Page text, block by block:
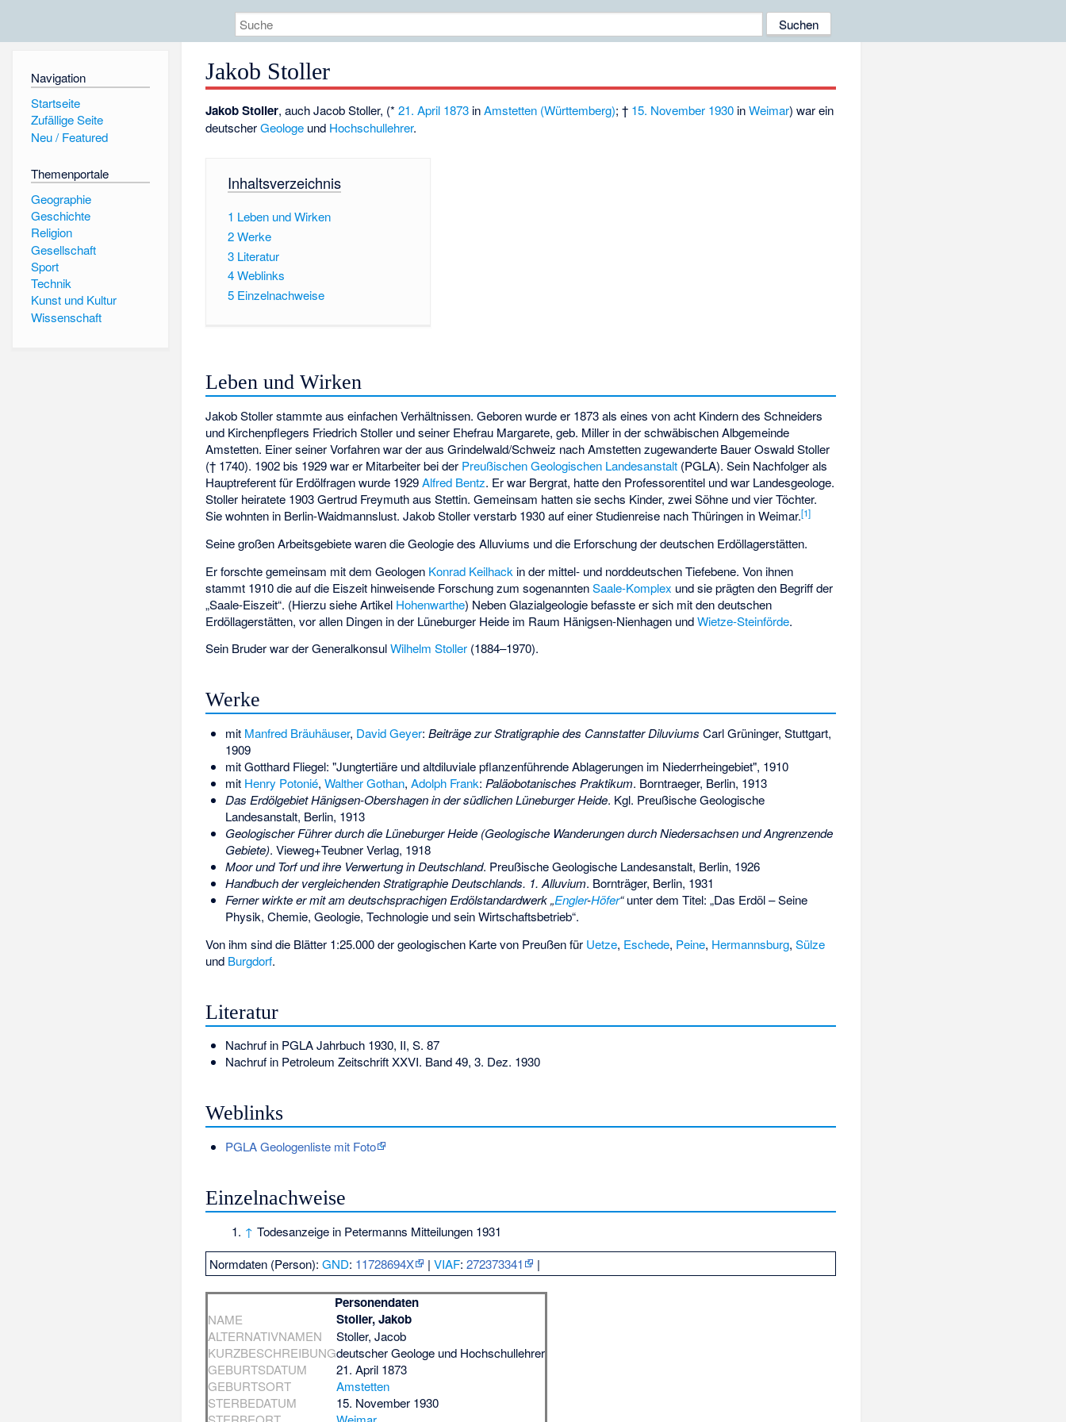
Navigation
Startseite
Zufällige Seite
Neu / Featured
Themenportale
Geographie
Geschichte
Religion
Gesellschaft
Sport
Technik
Kunst und Kultur
Wissenschaft
Jakob Stoller
Jakob Stoller, auch Jacob Stoller, (*21. April 1873 inAmstetten (Württemberg); † 15. November 1930 inWeimar) war ein
deutscherGeologe und Hochschullehrer.
Inhaltsverzeichnis
1 Leben und Wirken
2Werke
3 Literatur
4Weblinks
5 Einzelnachweise
Leben und Wirken
Jakob Stoller stammte aus einfachen Verhältnissen. Geboren wurde er 1873 als eines von acht Kindern des Schneiders
und Kirchenpflegers Friedrich Stoller und seiner Ehefrau Margarete, geb. Miller in der schwäbischen Albgemeinde
Amstetten. Einer seiner Vorfahren war der aus Grindelwald/Schweiz nach Amstetten zugewanderte Bauer Oswald Stoller
(† 1740). 1902 bis 1929 war er Mitarbeiter bei der Preußischen Geologischen Landesanstalt (PGLA). Sein Nachfolger als
Hauptreferent für Erdölfragen wurde 1929Alfred Bentz. Er war Bergrat, hatte den Professorentitel und war Landesgeologe.
Stoller heiratete 1903 Gertrud Freymuth aus Stettin. Gemeinsam hatten sie sechs Kinder, zwei Söhne und vier Töchter.
Sie wohnten in Berlin-Waidmannslust. Jakob Stoller verstarb 1930 auf einer Studienreise nach Thüringen in Weimar.[1]
Seine großen Arbeitsgebiete waren die Geologie des Alluviums und die Erforschung der deutschen Erdöllagerstätten.
Er forschte gemeinsam mit dem Geologen Konrad Keilhack in der mittel- und norddeutschen Tiefebene. Von ihnen
stammt 1910 die auf die Eiszeit hinweisende Forschung zum sogenanntenSaale-Komplex und sie prägten den Begriff der
„Saale-Eiszeit“. (Hierzu siehe Artikel Hohenwarthe) Neben Glazialgeologie befasste er sich mit den deutschen
Erdöllagerstätten, vor allen Dingen in der Lüneburger Heide im Raum Hänigsen-Nienhagen undWietze-Steinförde.
Sein Bruder war der GeneralkonsulWilhelm Stoller (1884–1970).
Werke
mit Manfred Bräuhäuser, David Geyer: Beiträge zur Stratigraphie des Cannstatter Diluviums Carl Grüninger, Stuttgart,
1909
mitGotthard Fliegel: "Jungtertiäre und altdiluviale pflanzenführende Ablagerungen im Niederrheingebiet", 1910
mit Henry Potonié, Walther Gothan, Adolph Frank: Paläobotanisches Praktikum. Borntraeger, Berlin, 1913
Das Erdölgebiet Hänigsen-Obershagen in der südlichen Lüneburger Heide. Kgl. Preußische Geologische
Landesanstalt, Berlin, 1913
Geologischer Führer durch die Lüneburger Heide (Geologische Wanderungen durch Niedersachsen und Angrenzende
Gebiete). Vieweg+Teubner Verlag, 1918
Moor und Torf und ihre Verwertung in Deutschland. Preußische Geologische Landesanstalt, Berlin, 1926
Handbuch der vergleichenden Stratigraphie Deutschlands. 1. Alluvium. Bornträger, Berlin, 1931
Ferner wirkte er mit am deutschsprachigen Erdölstandardwerk „Engler-Höfer“unter dem Titel: „Das Erdöl – Seine
Physik, Chemie, Geologie, Technologie und sein Wirtschaftsbetrieb“.
Von ihm sind die Blätter 1:25.000 der geologischen Karte von Preußen für Uetze, Eschede, Peine, Hermannsburg,Sülze
und Burgdorf.
Literatur
Nachruf in PGLA Jahrbuch 1930, II, S. 87
Nachruf in Petroleum Zeitschrift XXVI. Band 49, 3. Dez. 1930
Weblinks
PGLA Geologenliste mit Foto
Einzelnachweise
↑ Todesanzeige in Petermanns Mitteilungen 1931
Normdaten (Person):GND: 11728694X |VIAF:272373341 |
Personendaten
NAME Stoller, Jakob
ALTERNATIVNAMEN
Stoller, Jacob
KURZBESCHREIBUNGdeutscher Geologe und Hochschullehrer
GEBURTSDATUM
21. April 1873
GEBURTSORT
Amstetten
STERBEDATUM
15. November 1930